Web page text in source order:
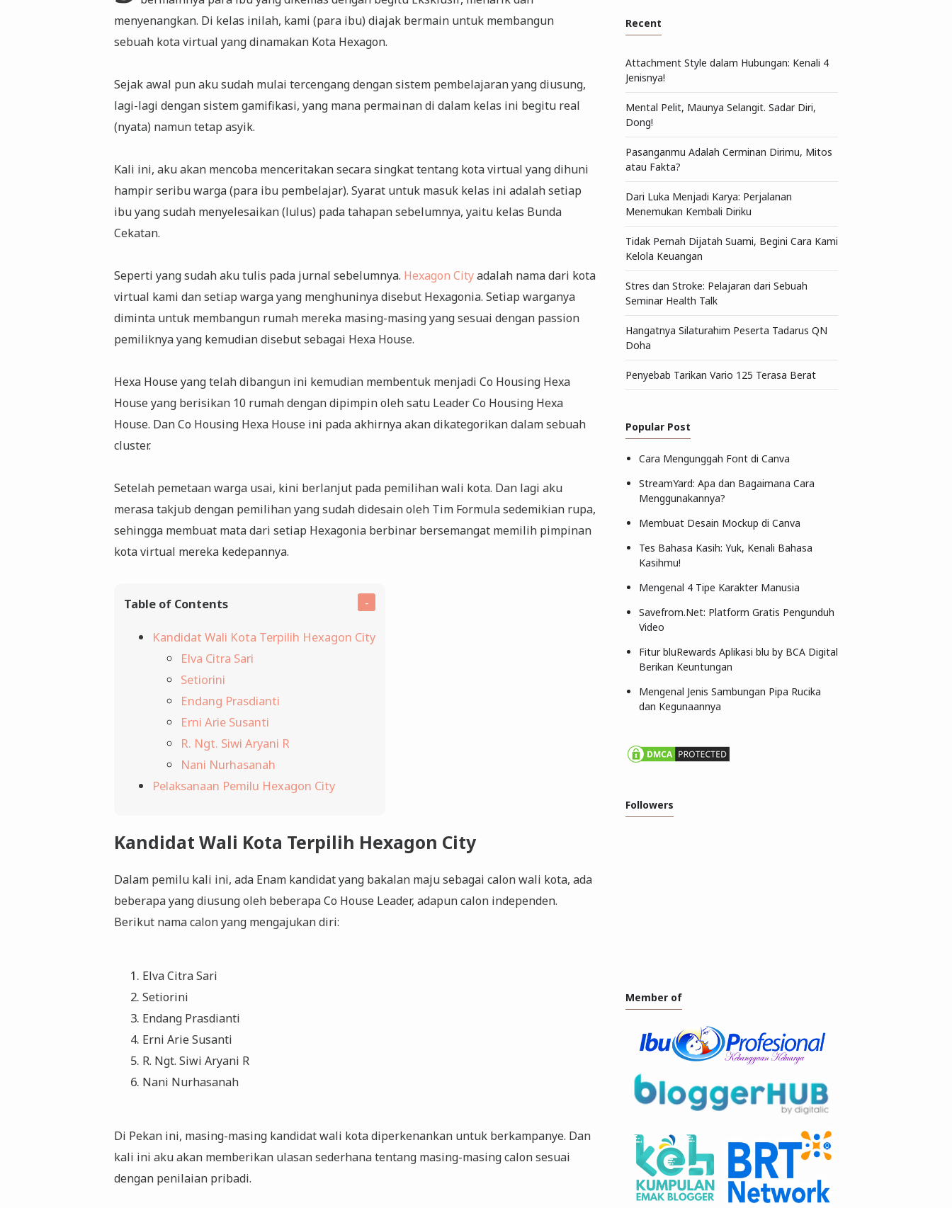
menyenangkan. Di kelas inilah, kami (para ibu) diajak bermain untuk membangun
sebuah kota virtual yang dinamakan Kota Hexagon.
Sejak awal pun aku sudah mulai tercengang dengan sistem pembelajaran yang diusung,
lagi-lagi dengan sistem gamifikasi, yang mana permainan di dalam kelas ini begitu real
(nyata) namun tetap asyik.
Kali ini, aku akan mencoba menceritakan secara singkat tentang kota virtual yang dihuni
hampir seribu warga (para ibu pembelajar). Syarat untuk masuk kelas ini adalah setiap
ibu yang sudah menyelesaikan (lulus) pada tahapan sebelumnya, yaitu kelas Bunda
Cekatan.
Seperti yang sudah aku tulis pada jurnal sebelumnya. Hexagon Cityadalah nama dari kota
virtual kami dan setiap warga yang menghuninya disebut Hexagonia. Setiap warganya
diminta untuk membangun rumah mereka masing-masing yang sesuai dengan passion
pemiliknya yang kemudian disebut sebagai Hexa House.
Hexa House yang telah dibangun ini kemudian membentuk menjadi Co Housing Hexa
House yang berisikan 10 rumah dengan dipimpin oleh satu Leader Co Housing Hexa
House. Dan Co Housing Hexa House ini pada akhirnya akan dikategorikan dalam sebuah
cluster.
Setelah pemetaan warga usai, kini berlanjut pada pemilihan wali kota. Dan lagi aku
merasa takjub dengan pemilihan yang sudah didesain oleh Tim Formula sedemikian rupa,
sehingga membuat mata dari setiap Hexagonia berbinar bersemangat memilih pimpinan
kota virtual mereka kedepannya.
Table of Contents
Kandidat Wali Kota Terpilih Hexagon City
Elva Citra Sari
Setiorini
Endang Prasdianti
Erni Arie Susanti
R. Ngt. Siwi Aryani R
Nani Nurhasanah
Pelaksanaan Pemilu Hexagon City
Kandidat Wali Kota Terpilih Hexagon City
Dalam pemilu kali ini, ada Enam kandidat yang bakalan maju sebagai calon wali kota, ada
beberapa yang diusung oleh beberapa Co House Leader, adapun calon independen.
Berikut nama calon yang mengajukan diri:
Elva Citra Sari
Setiorini
Endang Prasdianti
Erni Arie Susanti
R. Ngt. Siwi Aryani R
Nani Nurhasanah
Di Pekan ini, masing-masing kandidat wali kota diperkenankan untuk berkampanye. Dan
kali ini aku akan memberikan ulasan sederhana tentang masing-masing calon sesuai
dengan penilaian pribadi.
Recent
Attachment Style dalam Hubungan: Kenali 4
Jenisnya!
Mental Pelit, Maunya Selangit. Sadar Diri,
Dong!
Pasanganmu Adalah Cerminan Dirimu, Mitos
atau Fakta?
Dari Luka Menjadi Karya: Perjalanan
Menemukan Kembali Diriku
Tidak Pernah Dijatah Suami, Begini Cara Kami
Kelola Keuangan
Stres dan Stroke: Pelajaran dari Sebuah
Seminar Health Talk
Hangatnya Silaturahim Peserta Tadarus QN
Doha
Penyebab Tarikan Vario 125 Terasa Berat
Popular Post
Cara Mengunggah Font di Canva
StreamYard: Apa dan Bagaimana Cara
Menggunakannya?
Membuat Desain Mockup di Canva
Tes Bahasa Kasih: Yuk, Kenali Bahasa
Kasihmu!
Mengenal 4 Tipe Karakter Manusia
Savefrom.Net: Platform Gratis Pengunduh
Video
Fitur bluRewards Aplikasi blu by BCA Digital
Berikan Keuntungan
Mengenal Jenis Sambungan Pipa Rucika
dan Kegunaannya
Followers
Member of